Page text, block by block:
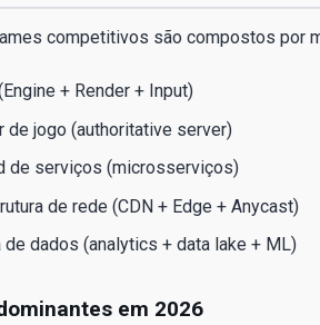
competitivos são compostos por
+ Render + Input)
de jogo (authoritative server)
de serviços (microsserviços)
de rede (CDN + Edge + Anycast)
de dados (analytics + data lake + ML)
em 2026